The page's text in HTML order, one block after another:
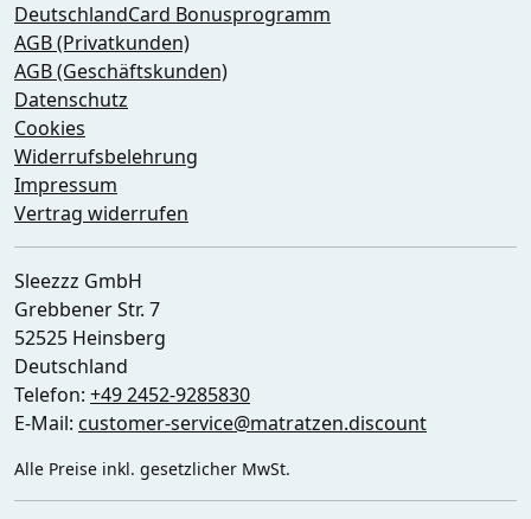
DeutschlandCard Bonusprogramm
AGB (Privatkunden)
AGB (Geschäftskunden)
Datenschutz
Cookies
Widerrufsbelehrung
Impressum
Vertrag widerrufen
Sleezzz GmbH
Grebbener Str. 7
52525 Heinsberg
Deutschland
Telefon: +49 2452-9285830
E-Mail: customer-service@matratzen.discount
Alle Preise inkl. gesetzlicher MwSt.